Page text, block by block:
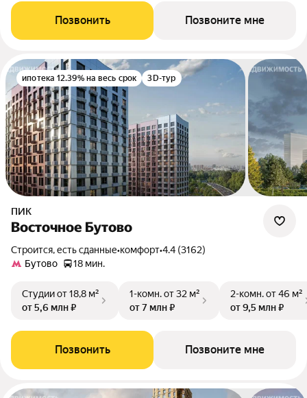
Позвонить Позвоните мне
ипотека 12.39% на весь срок 3D-тур
ПИК
Восточное Бутово
Строится, есть сданные•комфорт•4.4 (3162)
Бутово
18 мин.
Студииот 18,8 м²
от 5,6 млн ₽
1-комн.от 32 м²
от 7 млн ₽
2-комн.от 46 м²
от 9,5 млн ₽
Позвонить Позвоните мне